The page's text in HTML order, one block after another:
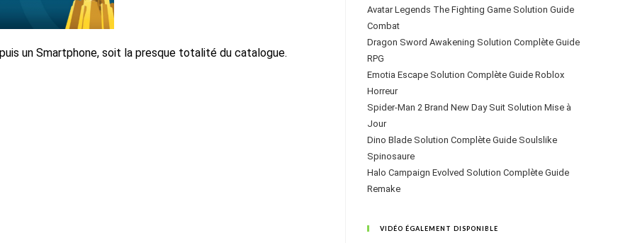
un Smartphone, soit la presque totalité du catalogue.
Avatar Legends The Fighting Game Solution Guide
Combat
Dragon Sword Awakening Solution Complète Guide
RPG
Emotia Escape Solution Complète Guide Roblox
Horreur
Spider-Man 2 Brand New Day Suit Solution Mise à
Jour
Dino Blade Solution Complète Guide Soulslike
Spinosaure
Halo Campaign Evolved Solution Complète Guide
Remake
VIDÉO ÉGALEMENT DISPONIBLE